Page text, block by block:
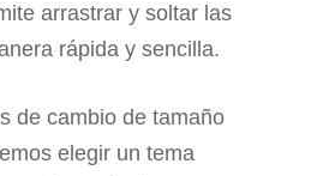
arrastrar y soltar las
rápida y sencilla.
de cambio de tamaño
elegir un tema